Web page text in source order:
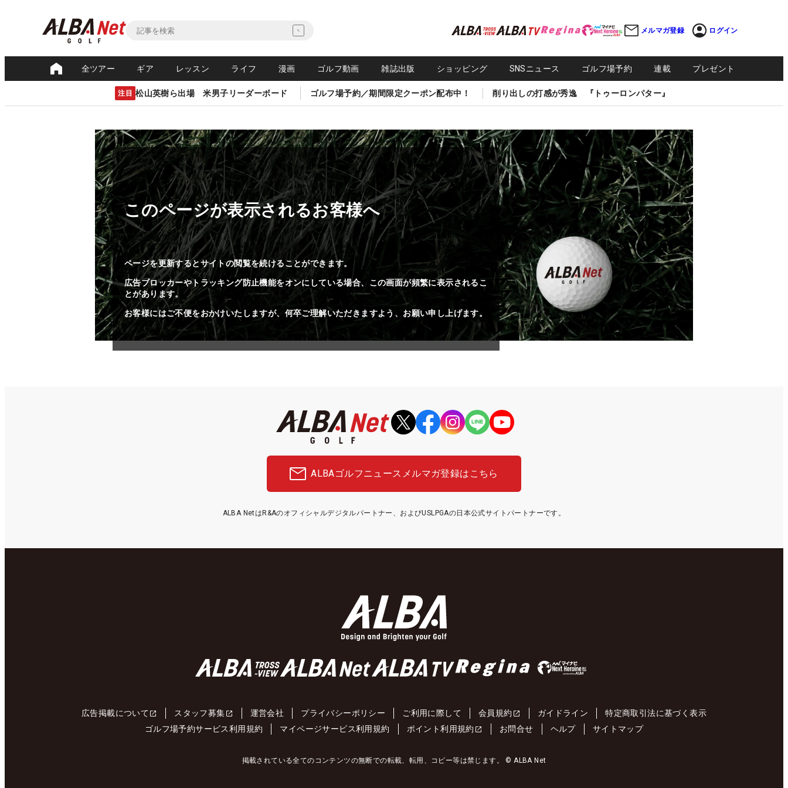
メルマガ登録 ログイン
全ツアー ギア レッスン ライフ 漫画 ゴルフ動画 雑誌出版 ショッピング SNSニュース ゴルフ場予約 連載 プレゼント
注目 松山英樹ら出場 米男子リーダーボード ゴルフ場予約／期間限定クーポン配布中！ 削り出しの打感が秀逸 『トゥーロンパター』
このページが表示されるお客様へ
ページを更新するとサイトの閲覧を続けることができます。
広告ブロッカーやトラッキング防止機能をオンにしている場合、この画面が頻繁に表示されるこ
とがあります。
お客様にはご不便をおかけいたしますが、何卒ご理解いただきますよう、お願い申し上げます。
ALBAゴルフニュース メルマガ登録はこちら
ALBA NetはR&Aのオフィシャルデジタルパートナー、およびUSLPGAの日本公式サイトパートナーです。
広告掲載について スタッフ募集 運営会社 プライバシーポリシー ご利用に際して 会員規約 ガイドライン
特定商取引法に基づく表示
ゴルフ場予約サービス利用規約
マイページサービス利用規約 ポイント利用規約 お問合せ ヘルプ サイトマップ
掲載されている全てのコンテンツの無断での転載、転用、コピー等は禁じます。 © ALBA Net